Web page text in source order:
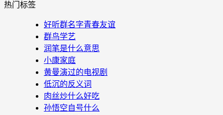
热门标签
好听群名字青春友谊
群鸟学艺
润笔是什么意思
小康家庭
黄曼演过的电视剧
低沉的反义词
肉丝炒什么好吃
孙悟空自号什么